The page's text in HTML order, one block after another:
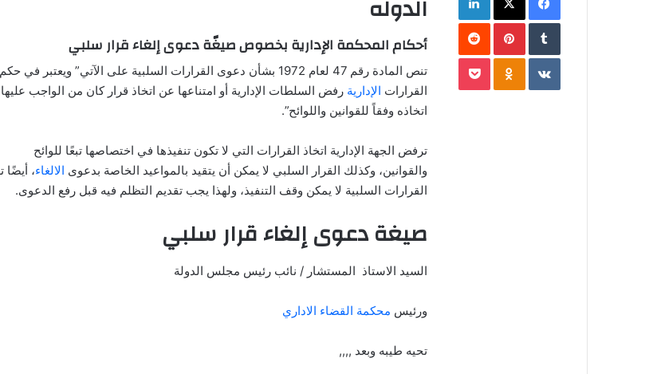
الدوله
أحكام المحكمة الإدارية بخصوص صيغّة دعوى إلغاء قرار سلبي
تنص المادة رقم 47 لعام 1972 بشأن دعوى القرارات السلبية على الآتي” ويعتبر في حكم
القرارات الإدارية رفض السلطات الإدارية أو امتناعها عن اتخاذ قرار كان من الواجب عليها
اتخاذه وفقاً للقوانين واللوائح”.
ترفض الجهة الإدارية اتخاذ القرارات التي لا تكون تنفيذها في اختصاصها تبعًا للوائح
والقوانين، وكذلك القرار السلبي لا يمكن أن يتقيد بالمواعيد الخاصة بدعوى الالغاء، أيضًا
القرارات السلبية لا يمكن وقف التنفيذ، ولهذا يجب تقديم التظلم فيه قبل رفع الدعوى.
صيغة دعوى إلغاء قرار سلبي
السيد الاستاذ المستشار / نائب رئيس مجلس الدولة
ورئيس محكمة القضاء الاداري
تحيه طيبه وبعد ,,,,
ل
ت
و
‏Tumblr بينتيريست
‏VKontakte